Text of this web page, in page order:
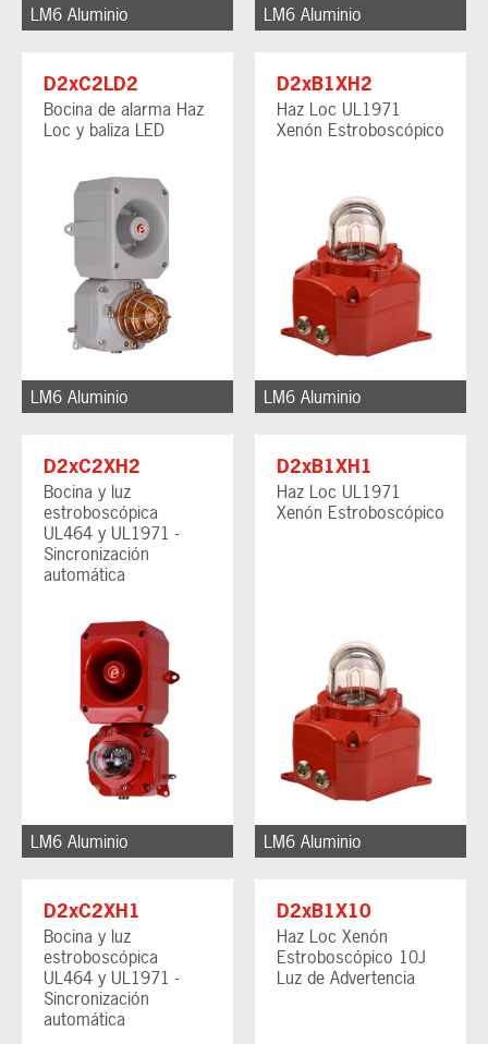
LM6 Aluminio LM6 Aluminio
D2xC2LD2
Bocina de alarma Haz
Loc y baliza LED
LM6 Aluminio
D2xB1XH2
Haz Loc UL1971
Xenón Estroboscópico
LM6 Aluminio
D2xC2XH2
Bocina y luz
estroboscópica
UL464 y UL1971 -
Sincronización
automática
LM6 Aluminio
D2xB1XH1
Haz Loc UL1971
Xenón Estroboscópico
LM6 Aluminio
D2xC2XH1
Bocina y luz
estroboscópica
UL464 y UL1971 -
Sincronización
automática
D2xB1X10
Haz Loc Xenón
Estroboscópico 10J
Luz de Advertencia